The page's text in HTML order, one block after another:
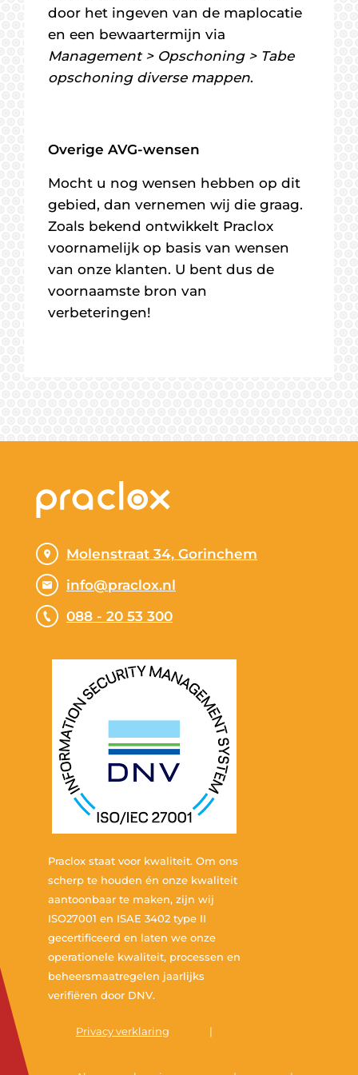
door het ingeven van de maplocatie
en een bewaartermijn via
Management > Opschoning > Tabe
opschoning diverse mappen.
Overige AVG-wensen
Mocht u nog wensen hebben op dit
gebied, dan vernemen wij die graag.
Zoals bekend ontwikkelt Praclox
voornamelijk op basis van wensen
van onze klanten. U bent dus de
voornaamste bron van
verbeteringen!
Molenstraat 34, Gorinchem
info@praclox.nl
088 - 20 53 300
Praclox staat voor kwaliteit. Om ons
scherp te houden én onze kwaliteit
aantoonbaar te maken, zijn wij
ISO27001 en ISAE 3402 type II
gecertificeerd en laten we onze
operationele kwaliteit, processen en
beheersmaatregelen jaarlijks
verifiëren door DNV.
Privacy verklaring |